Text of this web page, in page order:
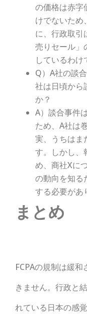
の価格は赤字
けでないため
に、行政取引
売りセール」
しているわけ
Q）A社の談
社は日頃から
か？
A）談合事件
ため、A社は
実、うちはま
す。しかし、
め、商社Xに
の動向を知る
する必要があ
まとめ
FCPAの規制は緩
きません。行政と
れている日本の感